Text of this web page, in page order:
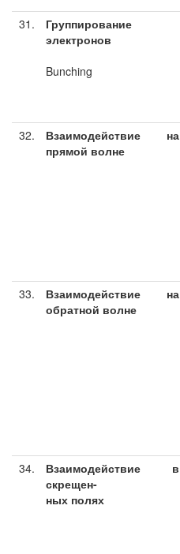
31.
Группирование
электронов
Bunching
32.
Взаимодействие на
прямой волне
33.
Взаимодействие на
обратной волне
34.
Взаимодействие в
скрещен-
ных полях